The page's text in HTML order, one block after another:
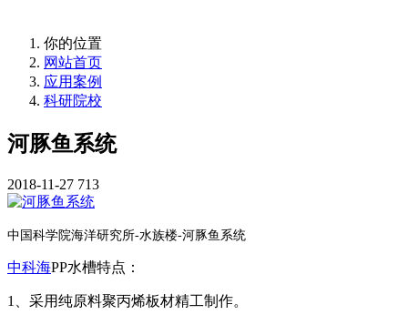
你的位置
网站首页
应用案例
科研院校
河豚鱼系统
2018-11-27 713
中国科学院海洋研究所-水族楼-河豚鱼系统
中科海PP水槽特点：
1、采用纯原料聚丙烯板材精工制作。